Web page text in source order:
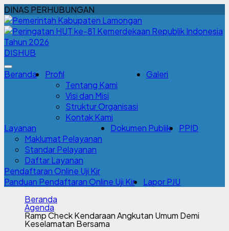
DINAS PERHUBUNGAN
DISHUB
Beranda
Profil
Tentang Kami
Visi dan Misi
Struktur Organisasi
Kontak Kami
Galeri
Layanan
Maklumat Pelayanan
Standar Pelayanan
Daftar Layanan
Dokumen Publik PPID
Pendaftaran Online Uji Kir
Panduan Pendaftaran Online Uji Kir
Lapor PJU
Beranda
Agenda
Ramp Check Kendaraan Angkutan Umum Demi
Keselamatan Bersama